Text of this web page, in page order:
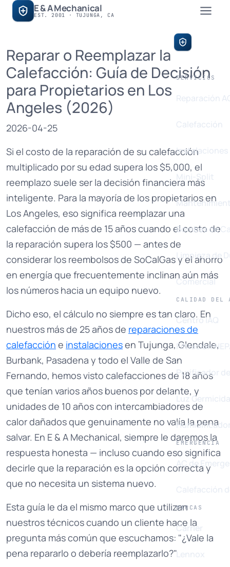
E & A Mechanical
EST. 2001 · TUJUNGA, CA
SERVICIOS
Reparación
Calefacción
Instalaciones
Mini-Split
Bombas de
Limpieza de
Comercial
CALIDAD DEL
Centro IAQ
Filtración
Purificador
Luz
EMERGENCIA
AC de
Calefacción
MARCAS
Carrier
Lennox
Reparar o Reemplazar la
Calefacción: Guía de Decisión
para Propietarios en Los
Angeles (2026)
2026-04-25
Si el costo de la reparación de su calefacción
multiplicado por su edad supera los $5,000, el
reemplazo suele ser la decisión financiera más
inteligente. Para la mayoría de los propietarios en
Los Angeles, eso significa reemplazar una
calefacción de más de 15 años cuando el costo de
la reparación supera los $500 — antes de
considerar los reembolsos de SoCalGas y el ahorro
en energía que frecuentemente inclinan aún más
los números hacia un equipo nuevo.
Dicho eso, el cálculo no siempre es tan claro. En
nuestros más de 25 años de reparaciones de
calefacción e instalacionesen Tujunga, Glendale,
Burbank, Pasadena y todo el Valle de San
Fernando, hemos visto calefacciones de 18 años
que tenían varios años buenos por delante, y
unidades de 10 años con intercambiadores de
calor dañados que genuinamente no valía la pena
salvar. En E & A Mechanical, siempre le daremos la
respuesta honesta — incluso cuando eso significa
decirle que la reparación es la opción correcta y
que no necesita un sistema nuevo.
Esta guía le da el mismo marco que utilizan
nuestros técnicos cuando un cliente hace la
pregunta más común que escuchamos: "¿Vale la
pena repararlo o debería reemplazarlo?"